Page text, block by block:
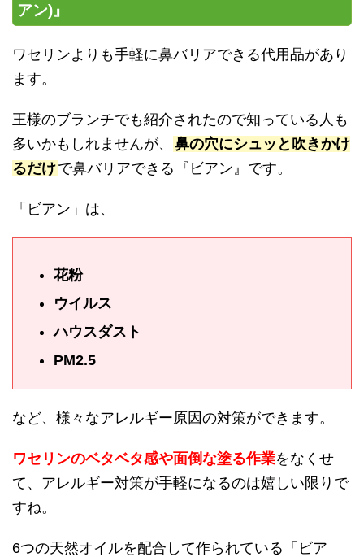
アン)』
ワセリンよりも手軽に鼻バリアできる代用品があり
ます。
王様のブランチでも紹介されたので知っている人も
多いかもしれませんが、 鼻の穴にシュッと吹きかけ
るだけで鼻バリアできる『ビアン』です。
「ビアン」は、
花粉
ウイルス
ハウスダスト
PM2.5
など、様々なアレルギー原因の対策ができます。
ワセリンのベタベタ感や面倒な塗る作業をなくせ
て、アレルギー対策が手軽になるのは嬉しい限りで
すね。
6つの天然オイルを配合して作られている「ビア